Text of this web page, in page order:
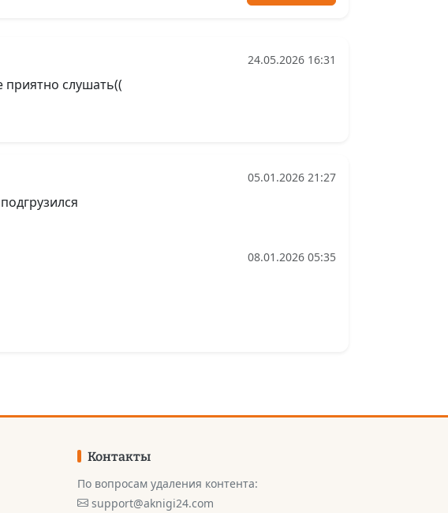
24.05.2026 16:31
приятно слушать((
05.01.2026 21:27
08.01.2026 05:35
Контакты
По вопросам удаления контента:
support@aknigi24.com